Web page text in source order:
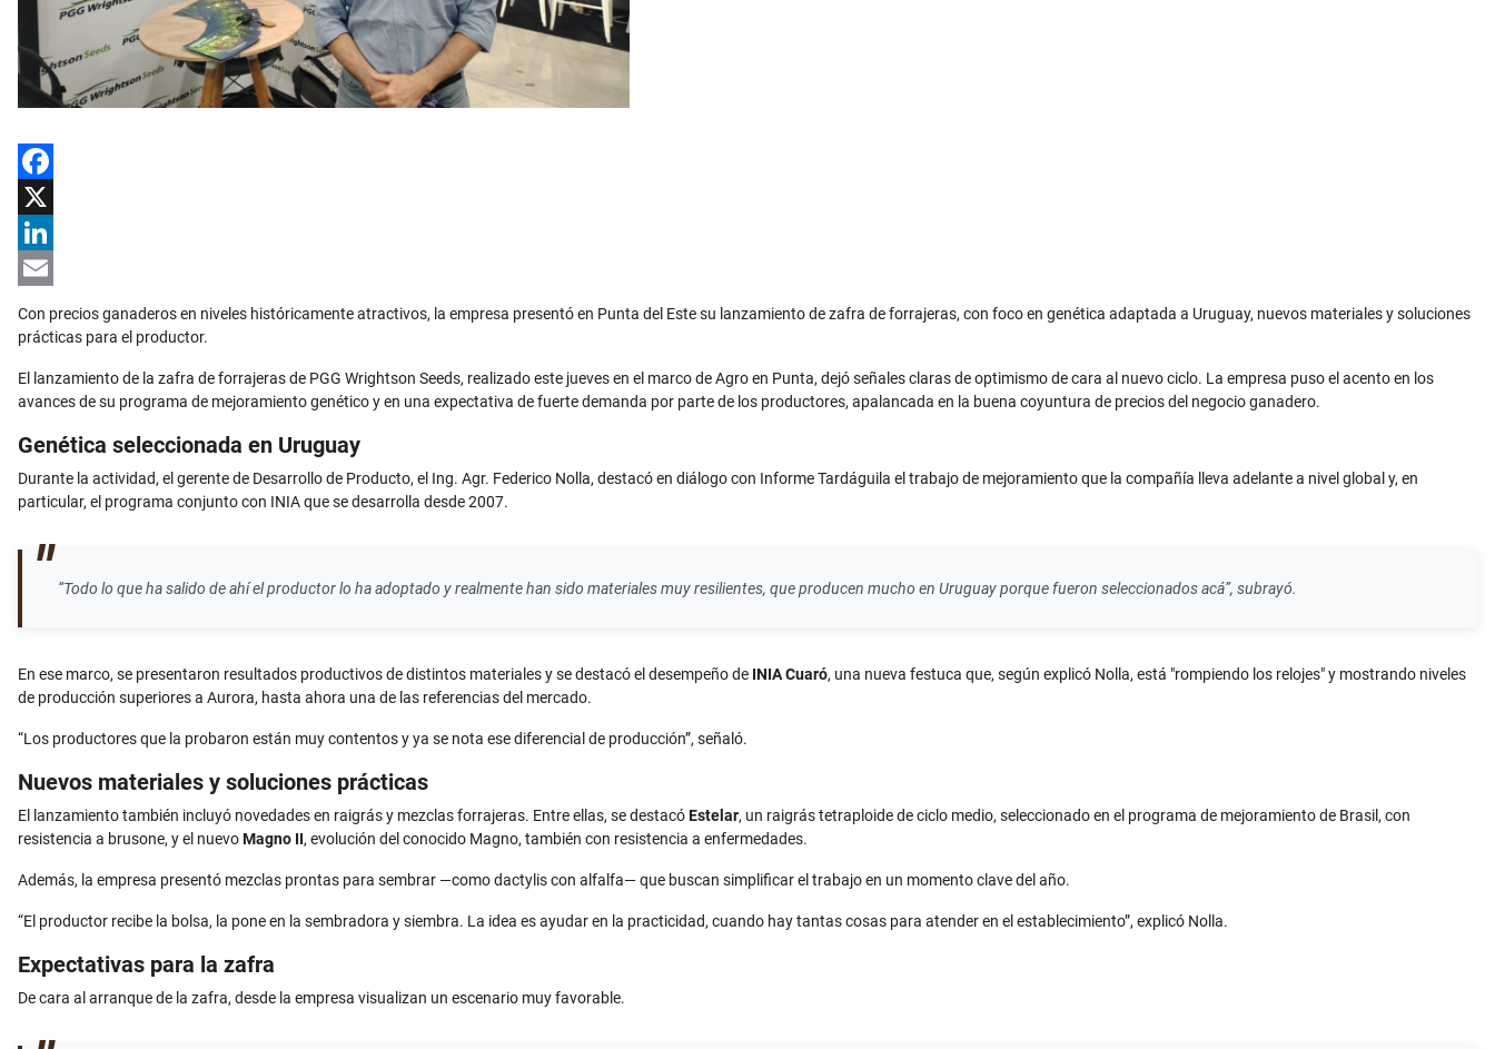
Facebook
X
LinkedIn
Con precios ganaderos en niveles históricamente atractivos, la empresa presentó en Punta del Este su lanzamiento de zafra de forrajeras, con foco en genética adaptada a Uruguay, nuevos materiales y soluciones
prácticas para el productor.
El lanzamiento de la zafra de forrajeras de PGG Wrightson Seeds, realizado este jueves en el marco de Agro en Punta, dejó señales claras de optimismo de cara al nuevo ciclo. La empresa puso el acento en los
avances de su programa de mejoramiento genético y en una expectativa de fuerte demanda por parte de los productores, apalancada en la buena coyuntura de precios del negocio ganadero.
Genética seleccionada en Uruguay
Durante la actividad, el gerente de Desarrollo de Producto, el Ing. Agr. Federico Nolla, destacó en diálogo con Informe Tardáguila el trabajo de mejoramiento que la compañía lleva adelante a nivel global y, en
particular, el programa conjunto con INIA que se desarrolla desde 2007.
“Todo lo que ha salido de ahí el productor lo ha adoptado y realmente han sido materiales muy resilientes, que producen mucho en Uruguay porque fueron seleccionados acá”, subrayó.
En ese marco, se presentaron resultados productivos de distintos materiales y se destacó el desempeño de INIA Cuaró, una nueva festuca que, según explicó Nolla, está "rompiendo los relojes" y mostrando niveles
de producción superiores a Aurora, hasta ahora una de las referencias del mercado.
“Los productores que la probaron están muy contentos y ya se nota ese diferencial de producción”, señaló.
Nuevos materiales y soluciones prácticas
El lanzamiento también incluyó novedades en raigrás y mezclas forrajeras. Entre ellas, se destacóEstelar, un raigrás tetraploide de ciclo medio, seleccionado en el programa de mejoramiento de Brasil, con
resistencia a brusone, y el nuevoMagno II, evolución del conocido Magno, también con resistencia a enfermedades.
Además, la empresa presentó mezclas prontas para sembrar —como dactylis con alfalfa— que buscan simplificar el trabajo en un momento clave del año.
“El productor recibe la bolsa, la pone en la sembradora y siembra. La idea es ayudar en la practicidad, cuando hay tantas cosas para atender en el establecimiento”, explicó Nolla.
Expectativas para la zafra
De cara al arranque de la zafra, desde la empresa visualizan un escenario muy favorable.